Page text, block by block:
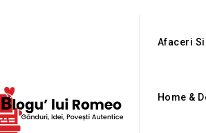
Afaceri
Home &